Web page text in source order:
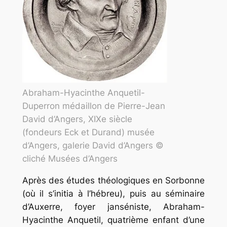
Abraham-Hyacinthe Anquetil-
Duperron médaillon de Pierre-Jean
David d’Angers, XIXe siècle
(fondeurs Eck et Durand) musée
d’Angers, galerie David d’Angers ©
cliché Musées d’Angers
Après des études théologiques en Sorbonne
(où il s’initia à l’hébreu), puis au séminaire
d’Auxerre, foyer janséniste, Abraham-
Hyacinthe Anquetil, quatrième enfant d’une